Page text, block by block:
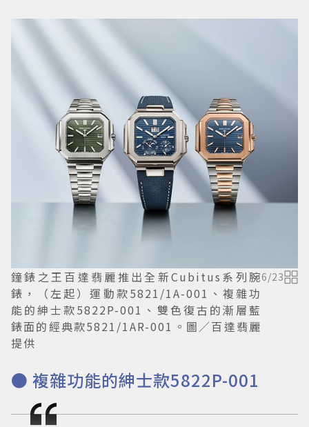
鐘錶之王百達翡麗推出全新Cubitus系列腕
錶，（左起）運動款5821/1A-001、複雜功
能的紳士款5822P-001、雙色復古的漸層藍
錶面的經典款5821/1AR-001。圖／百達翡麗
提供
6/23
● 複雜功能的紳士款5822P-001